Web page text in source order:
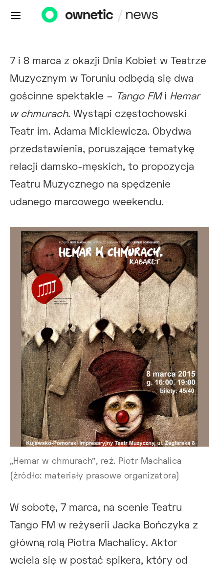
7 i 8 marca z okazji Dnia Kobiet w Teatrze
Muzycznym w Toruniu odbędą się dwa
gościnne spektakle –
Tango FMi Hemar
w chmurach. Wystąpi częstochowski
Teatr im. Adama Mickiewicza. Obydwa
przedstawienia, poruszające tematykę
relacji damsko-męskich, to propozycja
Teatru Muzycznego na spędzenie
udanego marcowego weekendu.
„Hemar w chmurach", reż. Piotr Machalica
(źródło: materiały prasowe organizatora)
W sobotę, 7 marca, na scenie Teatru
Tango FM w reżyserii Jacka Bończyka z
główną rolą Piotra Machalicy. Aktor
wciela się w postać spikera, który od